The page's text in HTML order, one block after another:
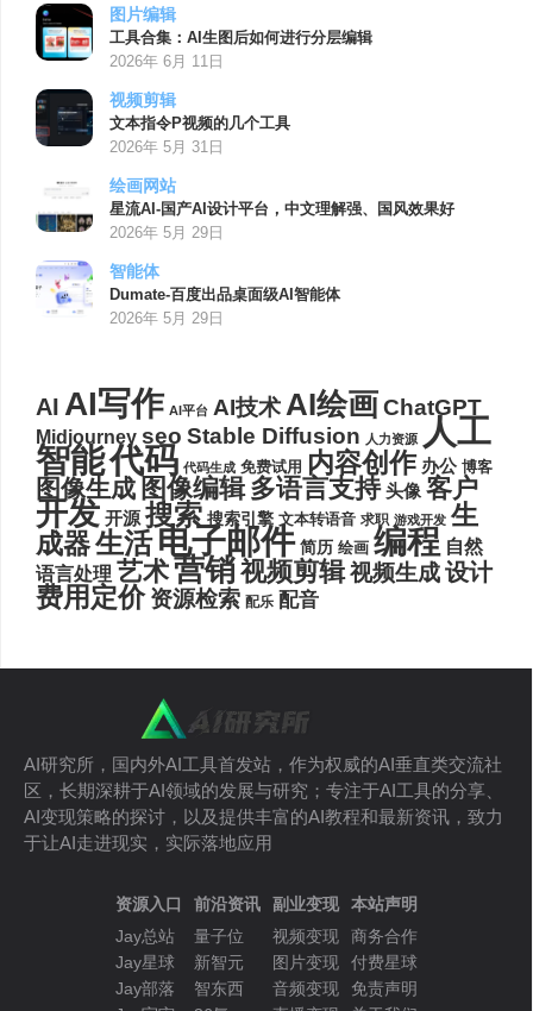
图片编辑
工具合集：AI生图后如何进行分层编辑
2026年 6月 11日
视频剪辑
文本指令P视频的几个工具
2026年 5月 31日
绘画网站
星流AI-国产AI设计平台，中文理解强、国风效果好
2026年 5月 29日
智能体
Dumate-百度出品桌面级AI智能体
2026年 5月 29日
AI AI写作 AI平台 AI技术AI绘画ChatGPT
Midjourney seo Stable Diffusion 人力资源 人工
智能代码 代码生成 免费试用 内容创作 办公 博客
图像生成 图像编辑 多语言支持 头像 客户
开发 开源 搜索 搜索引擎 文本转语音 求职 游戏开发 生
成器生活电子邮件 简历 绘画 编程 自然
语言处理 艺术营销视频剪辑视频生成设计
费用定价 资源检索 配乐 配音
AI研究所，国内外AI工具首发站，作为权威的AI垂直类交流社
区，长期深耕于AI领域的发展与研究；专注于AI工具的分享、
AI变现策略的探讨，以及提供丰富的AI教程和最新资讯，致力
于让AI走进现实，实际落地应用
资源入口
Jay总站
Jay星球
Jay部落
前沿资讯
量子位
新智元
智东西
副业变现
视频变现
图片变现
音频变现
本站声明
商务合作
付费星球
免责声明